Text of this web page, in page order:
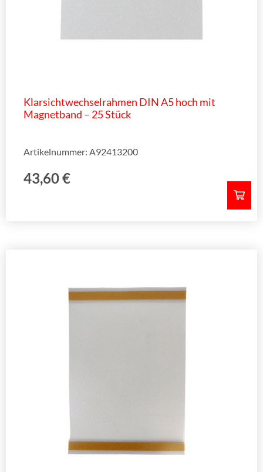
Klarsichtwechselrahmen DIN A5 hoch mit
Magnetband – 25 Stück
43,60€
Artikelnummer: A92413200